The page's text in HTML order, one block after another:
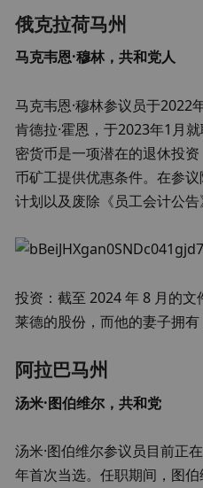
俄克拉荷马州
马克韦恩·穆林，共和党人
马克韦恩·穆林参议员于2022
肯德拉·霍恩，于2023年1月
密货币是一项潜在的退休投
币矿工提供优惠条件。在参
计划以及废除《员工会计公告
投资：截至 2024 年 8 月的
莱德的股份，而他的妻子拥有
阿拉巴马州
汤米·图伯维尔，共和党
汤米·图伯维尔参议员目前正
年首次当选。任职期间，图伯